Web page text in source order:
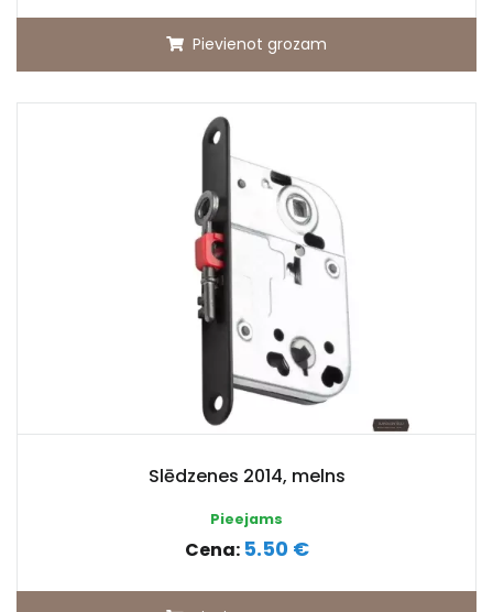
Pievienot grozam
Slēdzenes 2014, melns
Pieejams
Cena: 5.50 €